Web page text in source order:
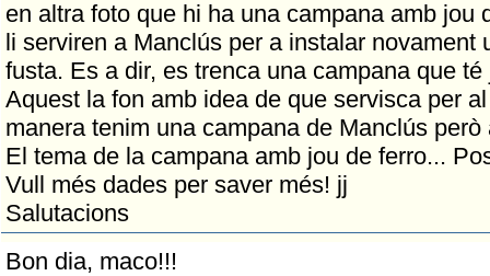
en altra foto que hi ha una campana amb
li serviren a Manclús per a instalar
fusta. Es a dir, es trenca una campana que
Aquest la fon amb idea de que servisca per
manera tenim una campana de Manclús
El tema de la campana amb jou de ferro...
Vull més dades per saver més! jj
Salutacions
Bon dia, maco!!!